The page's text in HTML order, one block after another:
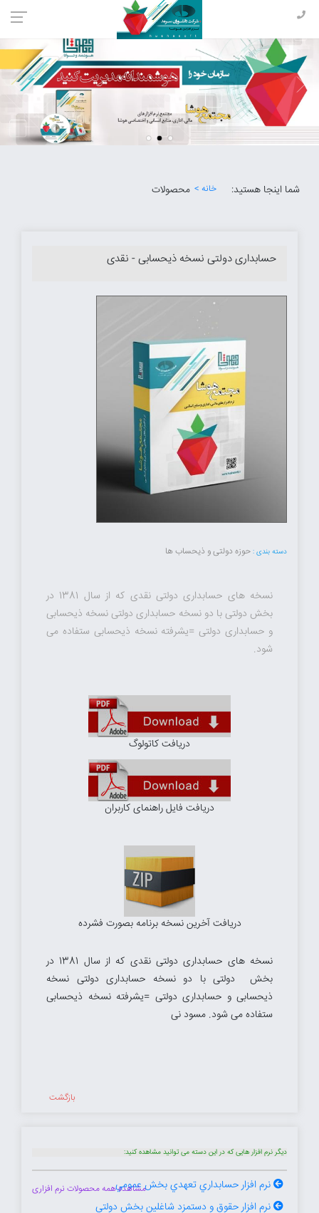
شما اینجا هستید: خانه > محصولات
حسابداری دولتی نسخه ذیحسابی - نقدی
دسته بندی :حوزه دولتی و ذیحساب ها
نسخه های حسابداری دولتی نقدی که از سال 1381 در
بخش دولتی با دو نسخه حسابداری دولتی نسخه ذیحسابی
و حسابداری دولتی =یشرفته نسخه ذیحسابی ستفاده می
شود.
دریافت کاتولوگ
دریافت فایل راهنمای کاربران
دریافت آخرین نسخه برنامه بصورت فشرده
نسخه های حسابداری دولتی نقدی که از سال 1381 در
بخش دولتی با دو نسخه حسابداری دولتی نسخه
ذیحسابی و حسابداری دولتی =یشرفته نسخه ذیحسابی
ستفاده می شود. مسود نی
بازگشت
دیگر نرم افزار هایی که در این دسته می توانید مشاهده کنید:
مشاهده همه محصولات نرم افزارینرم افزار حسابداري تعهدي بخش عمومي
نرم افزار حقوق و دستمزد شاغلين بخش دولتي